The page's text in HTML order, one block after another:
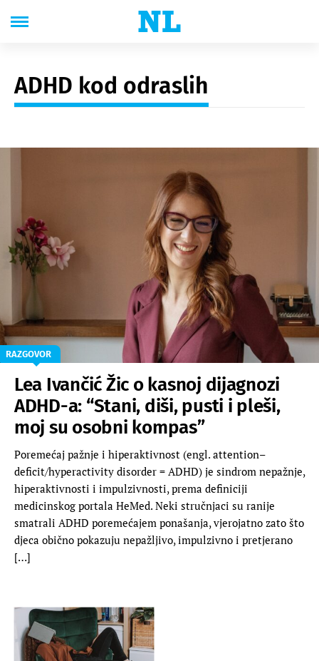
ADHD kod odraslih
RAZGOVOR
Lea Ivančić Žic o kasnoj dijagnozi
ADHD-a: “Stani, diši, pusti i pleši,
moj su osobni kompas”
Poremećaj pažnje i hiperaktivnost (engl. attention–
deficit/hyperactivity disorder = ADHD) je sindrom nepažnje,
hiperaktivnosti i impulzivnosti, prema definiciji
medicinskog portala HeMed. Neki stručnjaci su ranije
smatrali ADHD poremećajem ponašanja, vjerojatno zato što
djeca obično pokazuju nepažljivo, impulzivno i pretjerano
[…]